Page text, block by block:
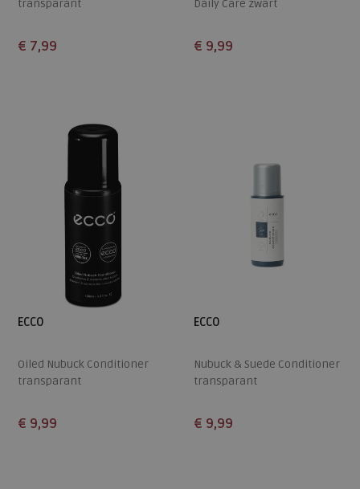
transparant
€ 7,99
Daily Care zwart
€ 9,99
ECCO
Oiled Nubuck Conditioner
transparant
€ 9,99
ECCO
Nubuck & Suede Conditioner
transparant
€ 9,99